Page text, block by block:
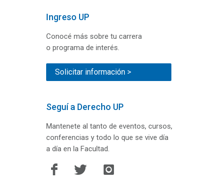
Ingreso UP
Conocé más sobre tu carrera
o programa de interés.
Solicitar información >
Seguí a Derecho UP
Mantenete al tanto de eventos, cursos,
conferencias y todo lo que se vive día
a día en la Facultad.